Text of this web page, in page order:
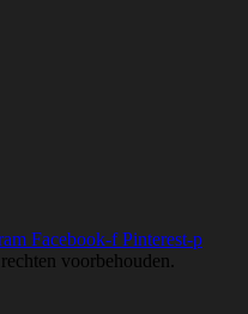
Facebook-f Pinterest-p
voorbehouden.